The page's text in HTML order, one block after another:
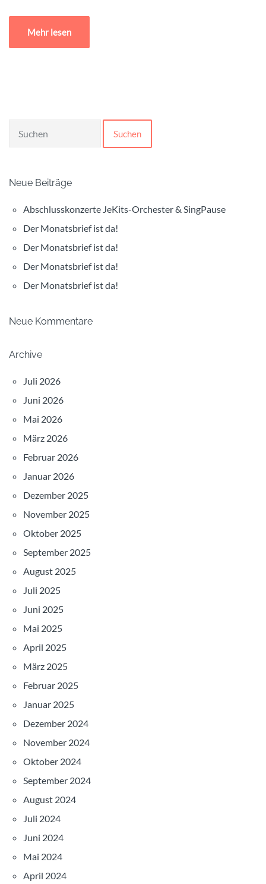
Mehr lesen
Suchen
Neue Beiträge
Abschlusskonzerte JeKits-Orchester & SingPause
Der Monatsbrief ist da!
Der Monatsbrief ist da!
Der Monatsbrief ist da!
Der Monatsbrief ist da!
Neue Kommentare
Archive
Juli 2026
Juni 2026
Mai 2026
März 2026
Februar 2026
Januar 2026
Dezember 2025
November 2025
Oktober 2025
September 2025
August 2025
Juli 2025
Juni 2025
Mai 2025
April 2025
März 2025
Februar 2025
Januar 2025
Dezember 2024
November 2024
Oktober 2024
September 2024
August 2024
Juli 2024
Juni 2024
Mai 2024
April 2024